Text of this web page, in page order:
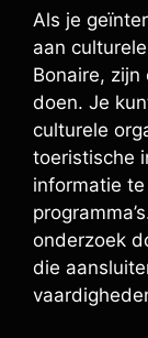
Als je
aan
Bonaire,
doen. Je
culturele
toeristische
informatie
onderzoek
die